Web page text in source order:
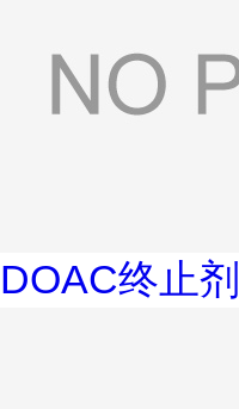
DOAC终止剂